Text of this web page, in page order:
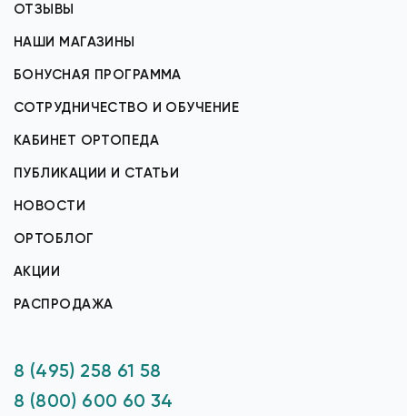
ОТЗЫВЫ
НАШИ МАГАЗИНЫ
БОНУСНАЯ ПРОГРАММА
СОТРУДНИЧЕСТВО И ОБУЧЕНИЕ
КАБИНЕТ ОРТОПЕДА
ПУБЛИКАЦИИ И СТАТЬИ
НОВОСТИ
ОРТОБЛОГ
АКЦИИ
РАСПРОДАЖА
8 (495) 258 61 58
8 (800) 600 60 34